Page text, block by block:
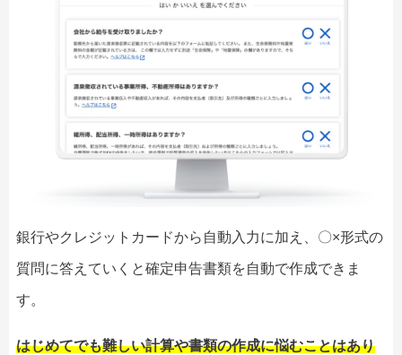
銀行やクレジットカードから自動入力に加え、〇×形式の
質問に答えていくと確定申告書類を自動で作成できま
す。
はじめてでも難しい計算や書類の作成に悩むことはあり